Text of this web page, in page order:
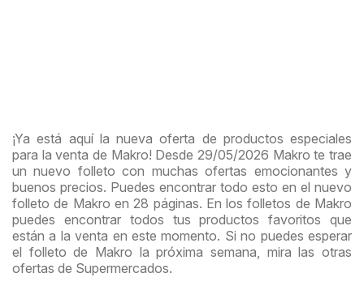
¡Ya está aquí la nueva oferta de productos especiales
para la venta de Makro! Desde 29/05/2026 Makro te trae
un nuevo folleto con muchas ofertas emocionantes y
buenos precios. Puedes encontrar todo esto en el nuevo
folleto de Makro en 28 páginas. En los folletos de Makro
puedes encontrar todos tus productos favoritos que
están a la venta en este momento. Si no puedes esperar
el folleto de Makro la próxima semana, mira las otras
ofertas de Supermercados.